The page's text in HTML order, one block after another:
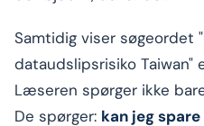
Samtidig viser søgeordet
dataudslipsrisiko
Læseren spørger ikke
De spørger: kan jeg